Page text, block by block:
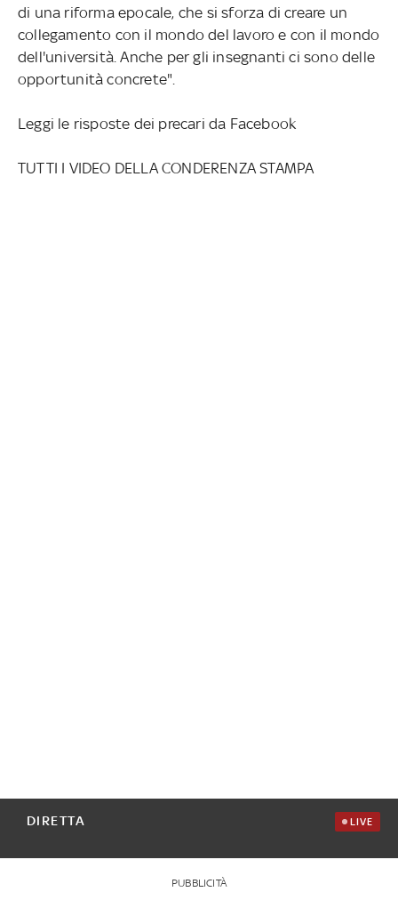
di una riforma epocale, che si sforza di creare un
collegamento con il mondo del lavoro e con il mondo
dell'università. Anche per gli insegnanti ci sono delle
opportunità concrete".
Leggi le risposte dei precari da Facebook
TUTTI I VIDEO DELLA CONDERENZA STAMPA
DIRETTA LIVE
PUBBLICITÀ